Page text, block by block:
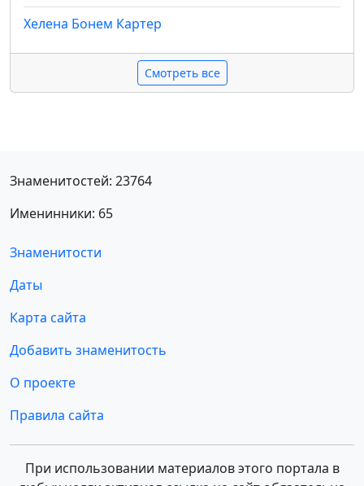
Хелена Бонем Картер
Смотреть все
Знаменитостей: 23764
Именинники: 65
Знаменитости
Даты
Карта сайта
Добавить знаменитость
О проекте
Правила сайта
При использовании материалов этого портала в